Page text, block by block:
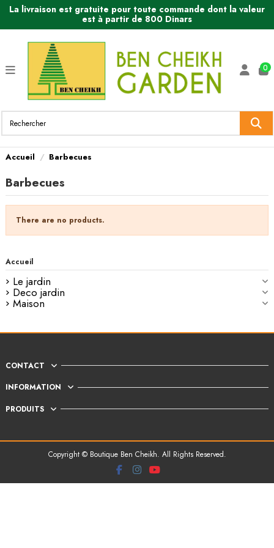
La livraison est gratuite pour toute commande dont la valeur
est à partir de 800 Dinars
0
Accueil Barbecues
Barbecues
There are no products.
Accueil
Le jardin
Deco jardin
Maison
CONTACT
INFORMATION
PRODUITS
Copyright © Boutique Ben Cheikh. All Rights Reserved.